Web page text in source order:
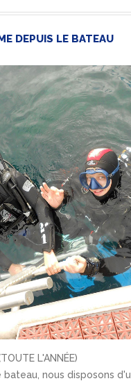
DEPUIS LE BATEAU
L'ANNÉE)
nous disposons